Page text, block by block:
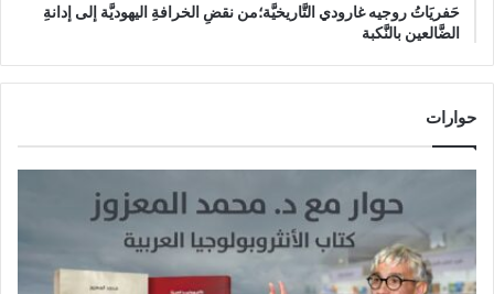
حَفريَاتُ روجيه غارودي التَّاريخيَّة؛من نقضِ الخرافةِ اليهوديَّة إلى إدانةِ
الضَّالعين بالنَّكبة
حوارات